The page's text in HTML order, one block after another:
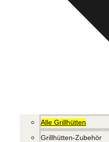
Alle Grillhütten
Grillhütten-Zubehör